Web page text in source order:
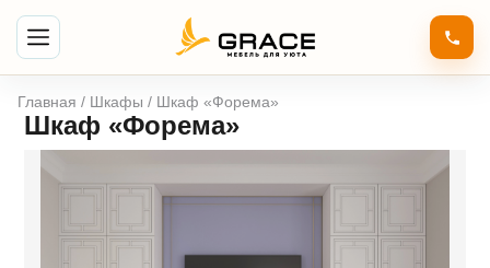
Главная / Шкафы / Шкаф «Форема»
Шкаф «Форема»